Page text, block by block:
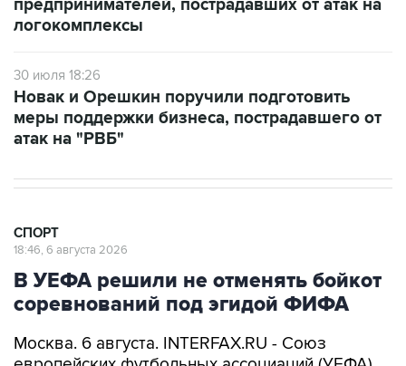
меры поддержки бизнеса, пострадавшего от
атак на "РВБ"
В УЕФА решили не отменять бойкот
соревнований под эгидой ФИФА
Москва. 6 августа. INTERFAX.RU - Союз
по-прежнему не испытывает доверия к